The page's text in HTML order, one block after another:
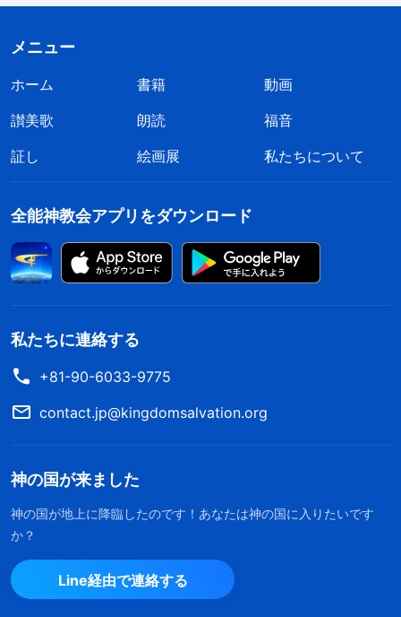
メニュー
ホーム 書籍
動画
讃美歌
朗読
福音
証し
絵画展 私たちについて
全能神教会アプリをダウンロード
私たちに連絡する
+81-90-6033-9775
contact.jp@kingdomsalvation.org
神の国が来ました
神の国が地上に降臨したのです！あなたは神の国に入りたいです
か？
Line経由で連絡する
んど実現されました。多くの人は主が既に戻ら
れたことに気づきました。では、私たちはどの